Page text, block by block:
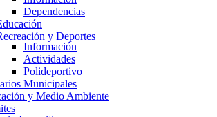
Dependencias
y Deportes
Información
Actividades
Polideportivo
Municipales
y Medio Ambiente